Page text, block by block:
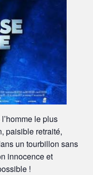
le plus
paisible retraité,
un tourbillon sans
innocence et
!